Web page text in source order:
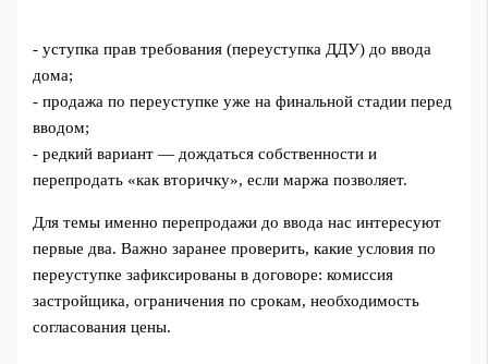
- уступка прав требования (переуступка ДДУ) до ввода
дома;
- продажа по переуступке уже на финальной стадии перед
вводом;
- редкий вариант — дождаться собственности и
перепродать «как вторичку», если маржа позволяет.
Для темы именно перепродажи до ввода нас интересуют
первые два. Важно заранее проверить, какие условия по
переуступке зафиксированы в договоре: комиссия
застройщика, ограничения по срокам, необходимость
согласования цены.